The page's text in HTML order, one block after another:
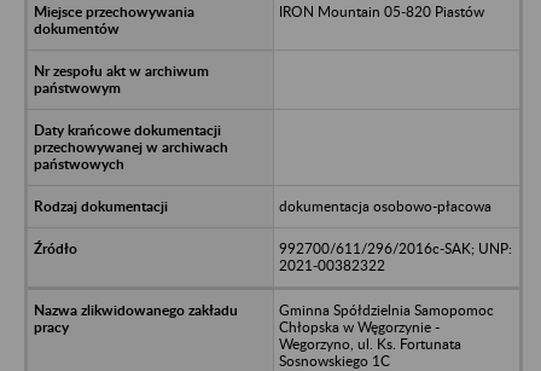
IRON Mountain 05-820 Piastów
dokumentacja osobowo-płacowa
992700/611/296/2016c-SAK; UNP:
2021-00382322
Gminna Spółdzielnia Samopomoc
Chłopska w Węgorzynie -
Wegorzyno, ul. Ks. Fortunata
Sosnowskiego 1C